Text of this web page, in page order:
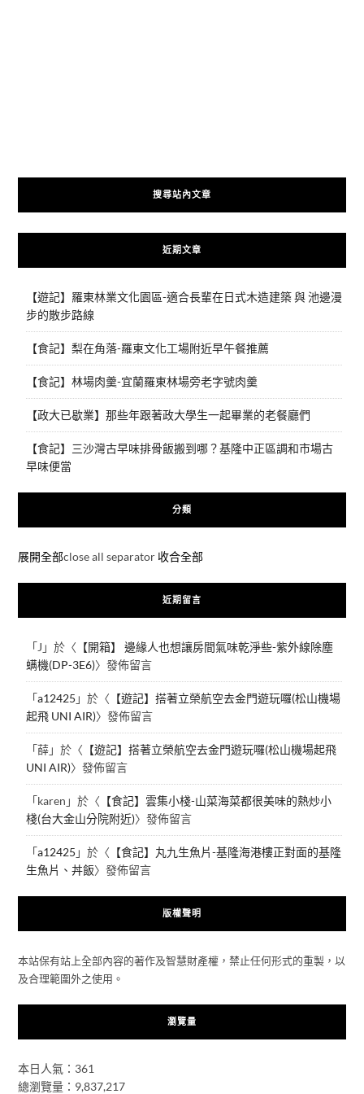
搜尋站內文章
近期文章
【遊記】羅東林業文化園區-適合長輩在日式木造建築 與 池邊漫
步的散步路線
【食記】梨在角落-羅東文化工場附近早午餐推薦
【食記】林場肉羹-宜蘭羅東林場旁老字號肉羹
【政大已歇業】那些年跟著政大學生一起畢業的老餐廳們
【食記】三沙灣古早味排骨飯搬到哪？基隆中正區調和市場古
早味便當
分類
展開全部close all separator 收合全部
近期留言
「J 」於〈 【開箱】 邊緣人也想讓房間氣味乾淨些-紫外線除塵
螨機(DP-3E6)〉發佈留言
「a12425 」於〈 【遊記】搭著立榮航空去金門遊玩囉(松山機場
起飛 UNI AIR)〉發佈留言
「薛」於〈 【遊記】搭著立榮航空去金門遊玩囉(松山機場起飛
UNI AIR)〉發佈留言
「karen 」於〈 【食記】雲集小棧-山菜海菜都很美味的熱炒小
棧(台大金山分院附近)〉發佈留言
「a12425 」於〈 【食記】丸九生魚片-基隆海港樓正對面的基隆
生魚片、丼飯〉發佈留言
版權聲明
本站保有站上全部內容的著作及智慧財產權，禁止任何形式的重製，以
及合理範圍外之使用。
瀏覽量
本日人氣：361
總瀏覽量：9,837,217